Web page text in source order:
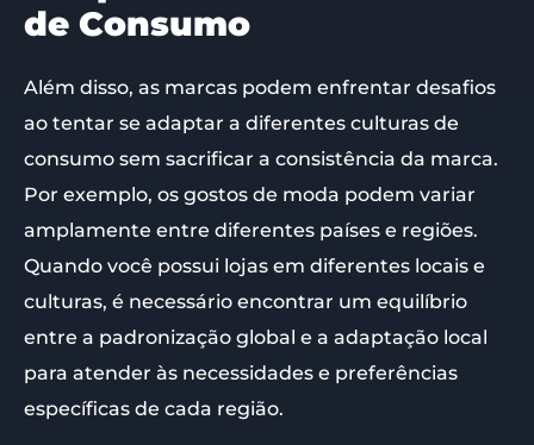
de Consumo
Além disso, as marcas podem enfrentar desafios
ao tentar se adaptar a diferentes culturas de
consumo sem sacrificar a consistência da marca.
Por exemplo, os gostos de moda podem variar
amplamente entre diferentes países e regiões.
Quando você possui lojas em diferentes locais e
culturas, é necessário encontrar um equilíbrio
entre a padronização global e a adaptação local
para atender às necessidades e preferências
específicas de cada região.